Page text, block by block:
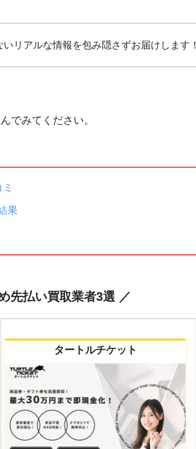
リアルな情報を包み隠さずお届けします！
でみてください。
果
先払い買取業者3選 ／
タートルチケット